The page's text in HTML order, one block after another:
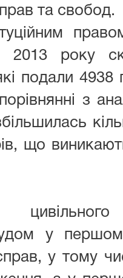
та свобод.
2013 року
подали
з
що
у
у тому